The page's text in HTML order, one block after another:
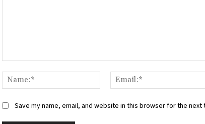
Name:*
Save my name, email, and website in this browser for the next